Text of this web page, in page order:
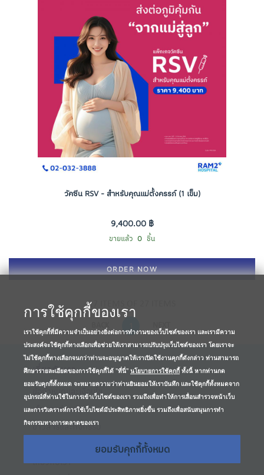
วัคซีน RSV - สำหรับคุณแม่ตั้งครรภ์ (1 เข็ม)
9,400.00 ฿
ขายแล้ว 0 ชิ้น
ORDER NOW
27 ITEMS OF 27 ITEMS
BACK NEXT
เกี่ยวกับเรา
ข้อกำหนดและเงื่อนไข
นโยบายส่วนตัว
ข่าวสารและกิจกรรม
เกี่ยวกับเรา
การใช้คุกกี้ของเรา
เราใช้คุกกี้ที่มีความจำเป็นอย่างยิ่งต่อการทำงานของเว็บไซต์ของเรา และเรามีความ
ประสงค์จะใช้คุกกี้ทางเลือกเพื่อช่วยให้เราสามารถปรับปรุงเว็บไซต์ของเรา โดยเราจะ
ไม่ใช้คุกกี้ทางเลือกจนกว่าท่านจะอนุญาตให้เราเปิดใช้งานคุกกี้ดังกล่าว ท่านสามารถ
ศึกษารายละเอียดของการใช้คุกกี้ได้ "ที่นี่" นโยบายการใช้คุกกี้ ทั้งนี้ หากท่านกด
ยอมรับคุกกี้ทั้งหมด จะหมายความว่าท่านยินยอมให้เราบันทึก และใช้คุกกี้ทั้งหมดจาก
อุปกรณ์ที่ท่านใช้ในการเข้าเว็บไซต์ของเรา รวมถึงเพื่อทำให้การเลื่อนสำรวจหน้าเว็บ
และการวิเคราะห์การใช้เว็บไซต์มีประสิทธิภาพยิ่งขึ้น รวมถึงเพื่อสนับสนุนการทำ
กิจกรรมทางการตลาดของเรา
ยอมรับคุกกี้ทั้งหมด